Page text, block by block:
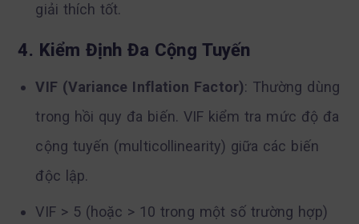
giải thích tốt.
4. Kiểm Định Đa Cộng Tuyến
VIF (Variance Inflation Factor): Thường dùng
trong hồi quy đa biến. VIF kiểm tra mức độ đa
cộng tuyến (multicollinearity) giữa các biến
độc lập.
VIF > 5 (hoặc > 10 trong một số trường hợp)